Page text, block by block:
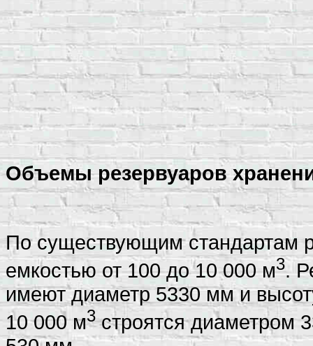
Объемы резервуаров
По существующим стандартам
емкостью от 100 до 10 000 м3.
имеют диаметр 5330 мм и
10 000 м3строятся диаметром